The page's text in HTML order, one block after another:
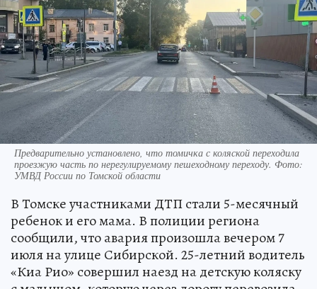
Предварительно установлено, что томичка с коляской переходила
проезжую часть по нерегулируемому пешеходному переходу. Фото:
УМВД России по Томской области
В Томске участниками ДТП стали 5-месячный
ребенок и его мама. В полиции региона
сообщили, что авария произошла вечером 7
июля на улице Сибирской. 25-летний водитель
«Киа Рио» совершил наезд на детскую коляску